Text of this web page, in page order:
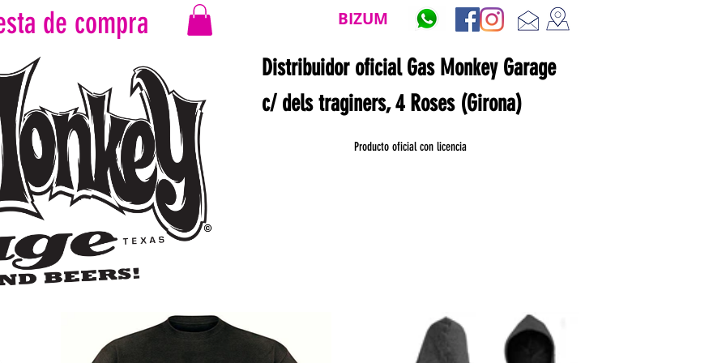
de compra BIZUM
Producto oficial con licencia
c/ dels traginers, 4 Roses (Girona)
Distribuidor oficial Gas Monkey Garage